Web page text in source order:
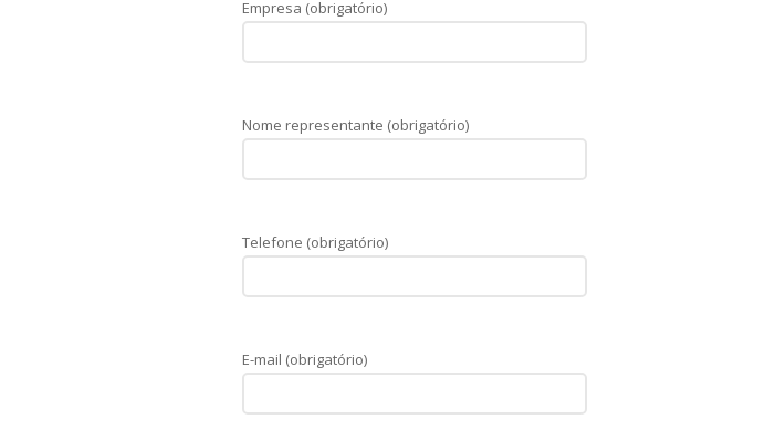
Empresa (obrigatório)
Nome representante (obrigatório)
Telefone (obrigatório)
E-mail (obrigatório)